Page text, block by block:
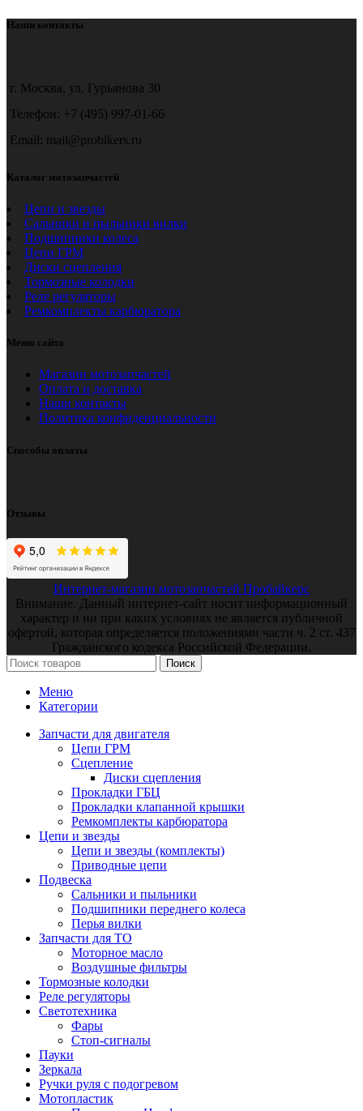
товара.
14290 ₽
Наши контакты
г. Москва, ул. Гурьянова 30
Телефон: +7 (495) 997-01-66
Email: mail@probikers.ru
Каталог мотозапчастей
Цепи и звезды
Сальники и пыльники вилки
Подшипники колеса
Цепи ГРМ
Диски сцепления
Тормозные колодки
Реле регуляторы
Ремкомплекты карбюратора
Меню сайта
Магазин мотозапчастей
Оплата и доставка
Наши контакты
Политика конфиденциальности
Способы оплаты
Отзывы
Интернет-магазин мотозапчастей Пробайкерс
Внимание. Данный интернет-сайт носит информационный
характер и ни при каких условиях не является публичной
офертой, которая определяется положениями части ч. 2 ст. 437
Гражданского кодекса Российской Федерации.
Поиск
Меню
Категории
Запчасти для двигателя
Цепи ГРМ
Сцепление
Диски сцепления
Прокладки ГБЦ
Прокладки клапанной крышки
Ремкомплекты карбюратора
Цепи и звезды
Цепи и звезды (комплекты)
Приводные цепи
Подвеска
Сальники и пыльники
Подшипники переднего колеса
Перья вилки
Запчасти для ТО
Моторное масло
Воздушные фильтры
Тормозные колодки
Реле регуляторы
Cветотехника
Фары
Стоп-сигналы
Пауки
Зеркала
Ручки руля с подогревом
Мотопластик